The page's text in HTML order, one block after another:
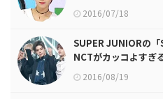
2016/07/18
SUPER JUNIORの「
NCTがカッコよすぎ
2016/08/19